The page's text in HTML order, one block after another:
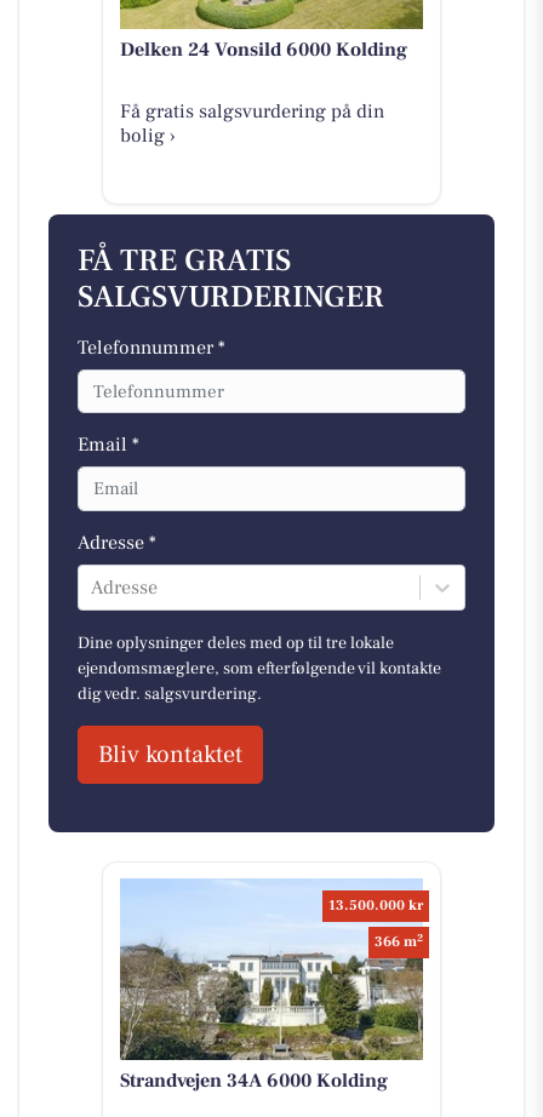
Delken 24 Vonsild 6000 Kolding
Få gratis salgsvurdering på din
bolig ›
FÅ TRE GRATIS
SALGSVURDERINGER
Telefonnummer *
Email *
Adresse *
Adresse
Dine oplysninger deles med op til tre lokale
ejendomsmæglere, som efterfølgende vil kontakte
dig vedr. salgsvurdering.
Bliv kontaktet
13.500.000 kr
366 m2
Strandvejen 34A 6000 Kolding